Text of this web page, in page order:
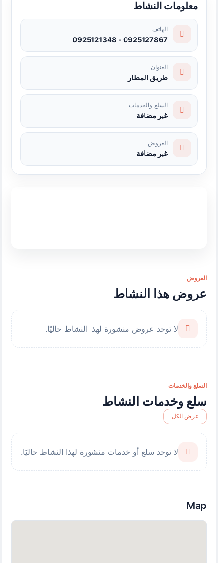
معلومات النشاط
الهاتف
0925127867 - 0925121348
العنوان
طريق المطار
السلع والخدمات
غير مضافة
العروض
غير مضافة
العروض
عروض هذا النشاط
لا توجد عروض منشورة لهذا النشاط حاليًا.
السلع والخدمات
سلع وخدمات النشاط
عرض الكل
لا توجد سلع أو خدمات منشورة لهذا النشاط حاليًا.
Map